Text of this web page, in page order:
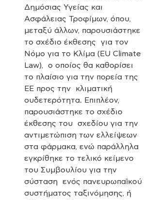
Δημόσιας Υγείας και
Ασφάλειας Τροφίμων, όπου,
μεταξύ άλλων, παρουσιάστηκε
το σχέδιο έκθεσης  για τον
Νόμο για το Κλίμα (EU Climate
Law),  ο οποίος θα καθορίσει
το πλαίσιο για την πορεία της
ΕΕ προς την  κλιματική
ουδετερότητα. Επιπλέον,
παρουσιάστηκε το σχέδιο
έκθεσης του  σχεδίου για την
αντιμετώπιση των ελλείψεων
στα φάρμακα, ενώ παράλληλα
εγκρίθηκε το τελικό κείμενο
του Συμβουλίου για την
σύσταση  ενός πανευρωπαϊκού
συστήματος ταξινόμησης, ή